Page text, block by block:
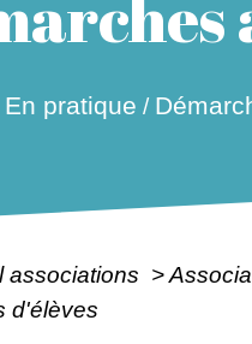
En pratique /
associations >
d'élèves